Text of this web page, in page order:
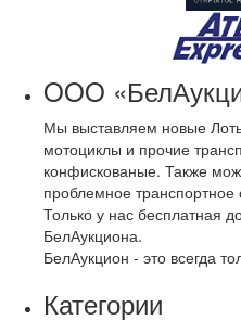
OOO
Мы выставляем новые
мотоциклы и прочие
конфискованые. Также
проблемное
Только у нас бесплатная
БелАукциона.
БелАукцион - это всегда
Категории